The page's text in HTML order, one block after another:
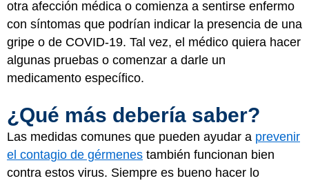
otra afección médica o comienza a sentirse enfermo
con síntomas que podrían indicar la presencia de una
gripe o de COVID-19. Tal vez, el médico quiera hacer
algunas pruebas o comenzar a darle un
medicamento específico.
¿Qué más debería saber?
Las medidas comunes que pueden ayudar a prevenir
el contagio de gérmenes también funcionan bien
contra estos virus. Siempre es bueno hacer lo